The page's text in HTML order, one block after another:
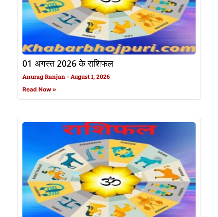
01 अगस्त 2026 के राशिफल
Anurag Ranjan August 1, 2026
Read Now »